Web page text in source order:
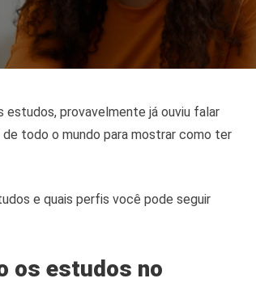
estudos, provavelmente já ouviu falar
todo o mundo para mostrar como ter
e quais perfis você pode seguir
os estudos no